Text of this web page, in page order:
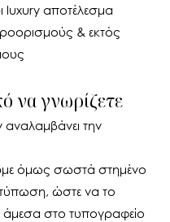
luxury αποτέλεσμα
& εκτός
να γνωρίζετε
την
όμως σωστά στημένο
ώστε να το
στο τυπογραφείο